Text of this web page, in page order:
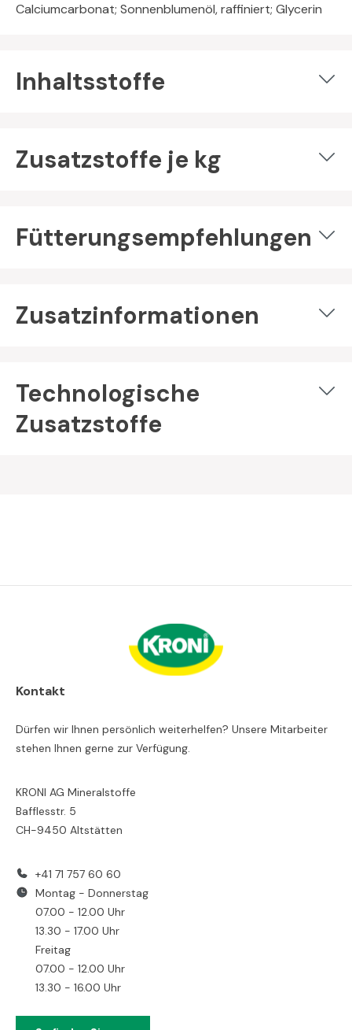
Calciumcarbonat; Sonnenblumenöl, raffiniert; Glycerin
Inhaltsstoffe
Zusatzstoffe je kg
Fütterungsempfehlungen
Zusatzinformationen
Technologische
Zusatzstoffe
Kontakt
Dürfen wir Ihnen persönlich weiterhelfen? Unsere Mitarbeiter
stehen Ihnen gerne zur Verfügung.
KRONI AG Mineralstoffe
Bafflesstr. 5
CH-9450 Altstätten
+41 71 757 60 60
Montag - Donnerstag
07.00 - 12.00 Uhr
13.30 - 17.00 Uhr
Freitag
07.00 - 12.00 Uhr
13.30 - 16.00 Uhr